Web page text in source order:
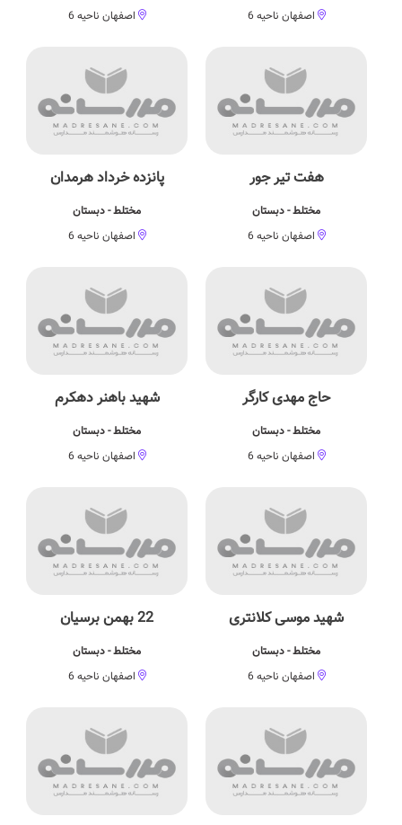
اصفهان ناحیه 6
اصفهان ناحیه 6
هفت تیر جور
مختلط - دبستان
اصفهان ناحیه 6
پانزده خرداد هرمدان
مختلط - دبستان
اصفهان ناحیه 6
حاج مهدی کارگر
مختلط - دبستان
اصفهان ناحیه 6
شهید باهنر دهکرم
مختلط - دبستان
اصفهان ناحیه 6
شهید موسی كلانتری
مختلط - دبستان
اصفهان ناحیه 6
22 بهمن برسیان
مختلط - دبستان
اصفهان ناحیه 6